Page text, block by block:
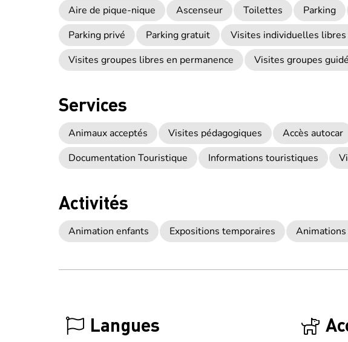
Aire de pique-nique Ascenseur Toilettes Parking
Parking privé
Parking gratuit Visites individuelles libres
Visites groupes libres en permanence
Visites groupes
Services
Animaux acceptés Visites pédagogiques Accès autocar
Documentation Touristique
Informations touristiques
Activités
Animation enfants Expositions temporaires
Langues